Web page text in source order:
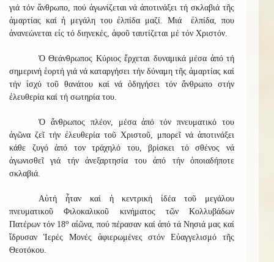
γιά τόν ἄνθρωπο, πού ἀγωνίζεται νά ἀποτινάξει τή σκλαβιά τῆς
ἁμαρτίας καί ἡ μεγάλη του ἐλπίδα μαζί. Μιά ἐλπίδα, που
ἀνανεώνεται εἰς τό διηνεκές, ἀφοῦ ταυτίζεται μέ τόν Χριστόν.
Ὁ Θεάνθρωπος Κύριος ἔρχεται δυναμικά μέσα ἀπό τή
σημερινή ἑορτή γιά νά καταργήσει τήν δύναμη τῆς ἁμαρτίας καί
τήν ἰσχύ τοῦ θανάτου καί νά ὁδηγήσει τόν ἄνθρωπο στήν
ἐλευθερία καί τή σωτηρία του.
Ὁ ἄνθρωπος πλέον, μέσα ἀπό τόν πνευματικό του
ἀγῶνα ζεῖ τήν ἐλευθερία τοῦ Χριστοῦ, μπορεῖ νά ἀποτινάξει
κάθε ζυγό ἀπό τον τράχηλό του, βρίσκει τό σθένος νά
ἀγωνισθεῖ γιά τήν ἀνεξαρτησία του ἀπό τήν ὁποιαδήποτε
σκλαβιά.
Αὐτή ἦταν καί ἡ κεντρική ἰδέα τοῦ μεγάλου
πνευματικοῦ Φιλοκαλικοῦ κινήματος τῶν Κολλυβάδων
Πατέρων τόν 18ο αἰῶνα, πού πέρασαν καί ἀπό τά Νησιά μας καί
ἵδρυσαν Ἱερές Μονές ἀφιερωμένες στόν Εὐαγγελισμό τῆς
Θεοτόκου.